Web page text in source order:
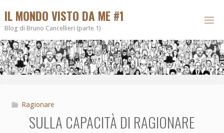
IL MONDO VISTO DA ME #1
Blog di Bruno Cancellieri (parte 1)
Ragionare
SULLA CAPACITÀ DI RAGIONARE